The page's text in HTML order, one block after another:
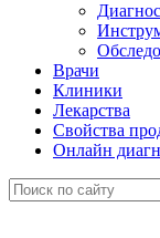
Врачи
Клиники
Лекарства
Свойства
Онлайн